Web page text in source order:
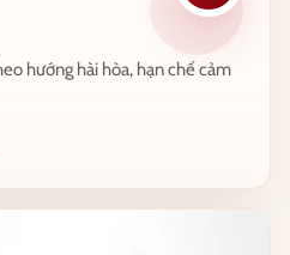
hướng hài hòa, hạn chế cảm